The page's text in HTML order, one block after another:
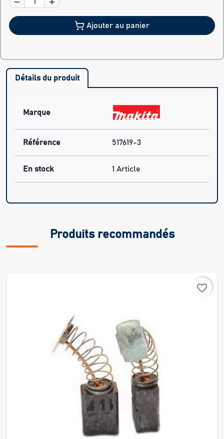
Ajouter au panier
Détails du produit
Marque
Référence 517619-3
En stock 1 Article
Produits recommandés
favorite_border